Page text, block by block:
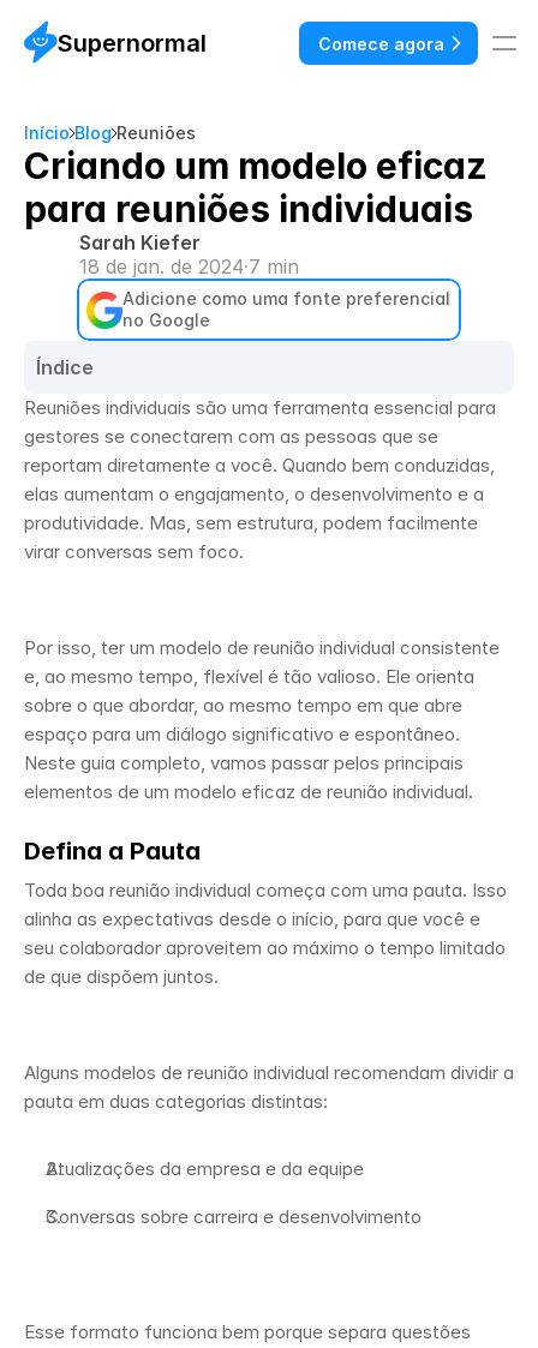
Supernormal Comece agora
Início Blog Reuniões
Criando um modelo eficaz
para reuniões individuais
Sarah Kiefer
18 de jan. de 2024·7 min
Adicione como uma fonte preferencial
no Google
Índice
Reuniões individuais são uma ferramenta essencial para
gestores se conectarem com as pessoas que se
reportam diretamente a você. Quando bem conduzidas,
elas aumentam o engajamento, o desenvolvimento e a
produtividade. Mas, sem estrutura, podem facilmente
virar conversas sem foco.
Por isso, ter um modelo de reunião individual consistente
e, ao mesmo tempo, flexível é tão valioso. Ele orienta
sobre o que abordar, ao mesmo tempo em que abre
espaço para um diálogo significativo e espontâneo.
Neste guia completo, vamos passar pelos principais
elementos de um modelo eficaz de reunião individual.
Defina a Pauta
Toda boa reunião individual começa com uma pauta. Isso
alinha as expectativas desde o início, para que você e
seu colaborador aproveitem ao máximo o tempo limitado
de que dispõem juntos.
Alguns modelos de reunião individual recomendam dividir a
pauta em duas categorias distintas:
Atualizações da empresa e da equipe
Conversas sobre carreira e desenvolvimento
Esse formato funciona bem porque separa questões